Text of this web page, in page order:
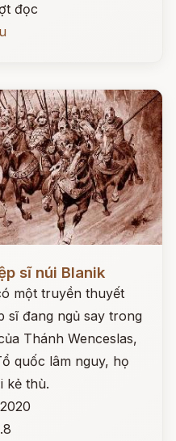
đọc
sĩ núi Blanik
một truyền thuyết
sĩ đang ngủ say trong
Thánh Wenceslas,
quốc lâm nguy, họ
kẻ thù.